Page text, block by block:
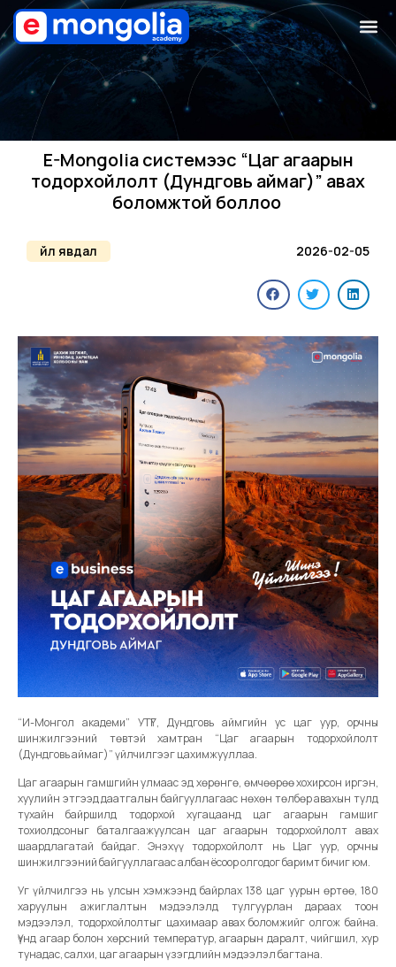
E-Mongolia системээс “Цаг агаарын
тодорхойлолт (Дундговь аймаг)” авах
боломжтой боллоо
Үйл явдал 2026-02-05
“И-Монгол академи” УТҮГ, Дундговь аймгийн ус цаг уур, орчны
шинжилгээний төвтэй хамтран “Цаг агаарын тодорхойлолт
(Дундговь аймаг)” үйлчилгээг цахимжууллаа.
Цаг агаарын гамшгийн улмаас эд хөрөнгө, өмчөөрөө хохирсон иргэн,
хуулийн этгээд даатгалын байгууллагаас нөхөн төлбөр авахын тулд
тухайн байршилд тодорхой хугацаанд цаг агаарын гамшиг
тохиолдсоныг баталгаажуулсан цаг агаарын тодорхойлолт авах
шаардлагатай байдаг. Энэхүү тодорхойлолт нь Цаг уур, орчны
шинжилгээний байгууллагаас албан ёсоор олгодог баримт бичиг юм.
Уг үйлчилгээ нь улсын хэмжээнд байрлах 138 цаг уурын өртөө, 180
харуулын ажиглалтын мэдээлэлд тулгуурлан дараах тоон
мэдээлэл, тодорхойлолтыг цахимаар авах боломжийг олгож байна.
Үүнд агаар болон хөрсний температур, агаарын даралт, чийгшил, хур
тунадас, салхи, цаг агаарын үзэгдлийн мэдээлэл багтана.